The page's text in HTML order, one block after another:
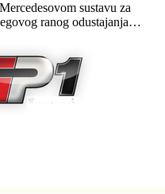
sustavu za
ranog odustajanja…